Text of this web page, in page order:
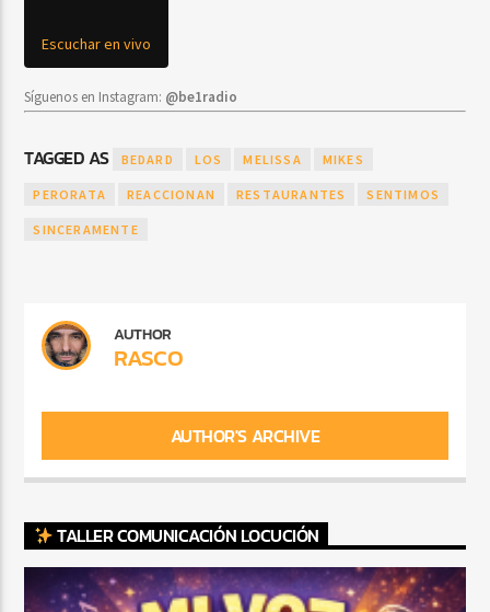
Escuchar en vivo
Síguenos en Instagram: @be1radio
TAGGED AS BEDARD LOS MELISSA MIKES
PERORATA REACCIONAN RESTAURANTES SENTIMOS
SINCERAMENTE
AUTHOR
RASCO
AUTHOR'S ARCHIVE
TALLER COMUNICACIÓN LOCUCIÓN